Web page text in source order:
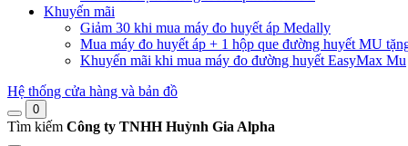
Khuyến mãi
Giảm 30 khi mua máy đo huyết áp Medally
Mua máy đo huyết áp + 1 hộp que đường huyết MU
Khuyến mãi khi mua máy đo đường huyết EasyMax Mu
Hệ thống cửa hàng và bản đồ
0
Tìm kiếm Công ty TNHH Huỳnh Gia Alpha